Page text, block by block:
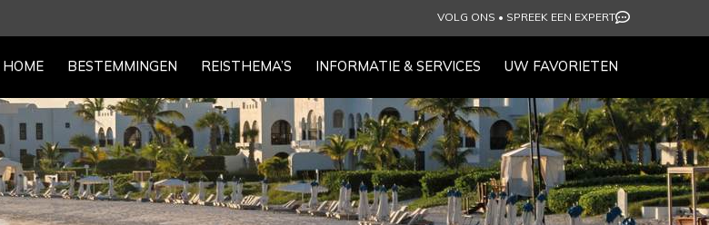
VOLG ONS • SPREEK EEN EXPERT
HOME BESTEMMINGEN REISTHEMA’S INFORMATIE & SERVICES UW FAVORIETEN